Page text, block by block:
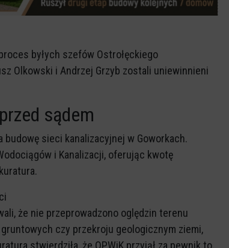
byłych szefów Ostrołęckiego
Olkowski i Andrzej Grzyb zostali uniewinnieni
sądem
budowę sieci kanalizacyjnej w Goworkach.
i Kanalizacji, oferując kwotę
że nie przeprowadzono oględzin terenu
czy przekroju geologicznym ziemi,
stwierdziła, że OPWiK przyjął za pewnik to,